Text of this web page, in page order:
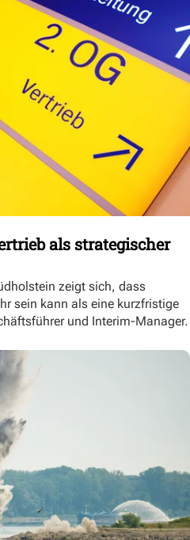
als strategischer
zeigt sich, dass
sein kann als eine kurzfristige
und Interim-Manager.